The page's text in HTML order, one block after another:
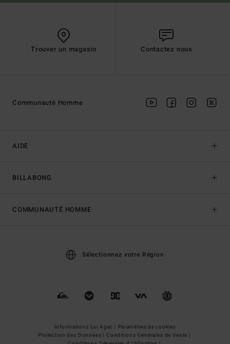
Trouver un magasin Contactez nous
AIDE
BILLABONG
Communauté Homme
COMMUNAUTÉ HOMME
Sélectionnez votre Région
Informations Loi Agec | Paramètres de cookies
Protection des Données | Conditions Générales de Vente |